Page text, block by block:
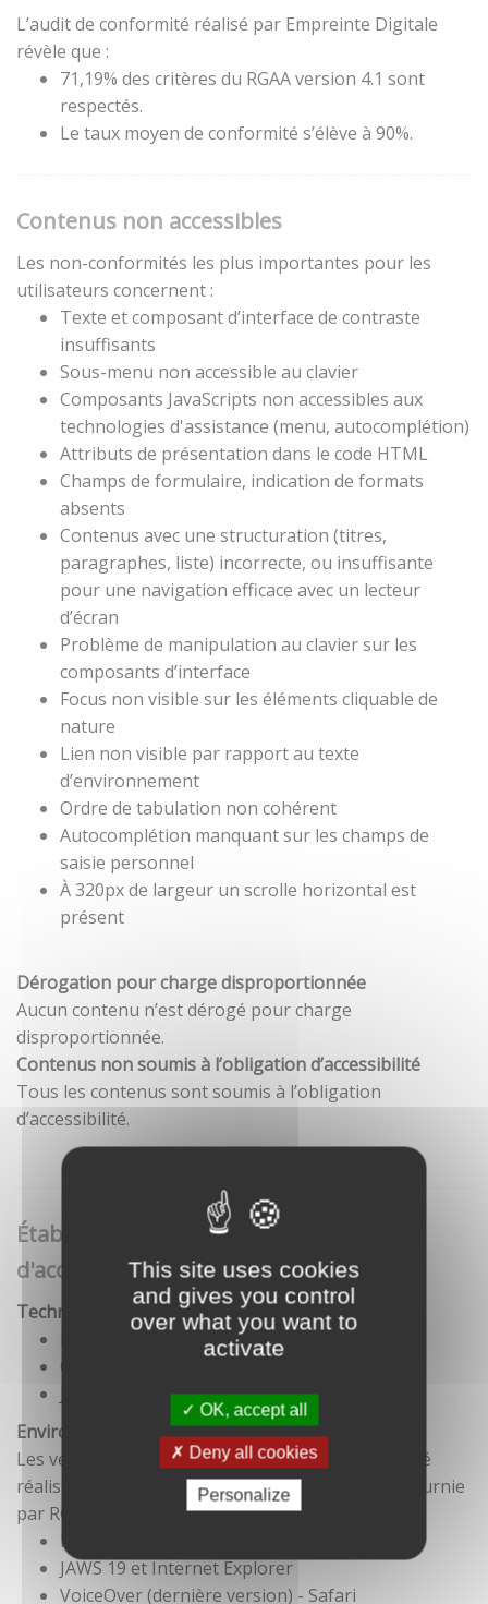
This site uses cookies
and gives you control
over what you want to
activate
OK, accept all
Deny all cookies
Personalize
L’audit de conformité réalisé par Empreinte Digitale
révèle que :
71,19% des critères du RGAA version 4.1 sont
respectés.
Le taux moyen de conformité s’élève à 90%.
Contenus non accessibles
Les non-conformités les plus importantes pour les
utilisateurs concernent :
Texte et composant d’interface de contraste
insuffisants
Sous-menu non accessible au clavier
Composants JavaScripts non accessibles aux
technologies d'assistance (menu, autocomplétion)
Attributs de présentation dans le code HTML
Champs de formulaire, indication de formats
absents
Contenus avec une structuration (titres,
paragraphes, liste) incorrecte, ou insuffisante
pour une navigation efficace avec un lecteur
d’écran
Problème de manipulation au clavier sur les
composants d’interface
Focus non visible sur les éléments cliquable de
nature
Lien non visible par rapport au texte
d’environnement
Ordre de tabulation non cohérent
Autocomplétion manquant sur les champs de
saisie personnel
À 320px de largeur un scrolle horizontal est
présent
Dérogation pour charge disproportionnée
Aucun contenu n’est dérogé pour charge
disproportionnée.
Contenus non soumis à l’obligation d’accessibilité
Tous les contenus sont soumis à l’obligation
d’accessibilité.
Établissement de cette déclaration
d'accessibilité
Technologies utilisées pour la réalisation du site
CSS
Environnement de test
Les vérifications de restitution de contenus ont été
réalisées conformément à la base de référence fournie
par RGAA 3.
Firefox et NVDA
JAWS 19 et Internet Explorer
VoiceOver (dernière version) - Safari